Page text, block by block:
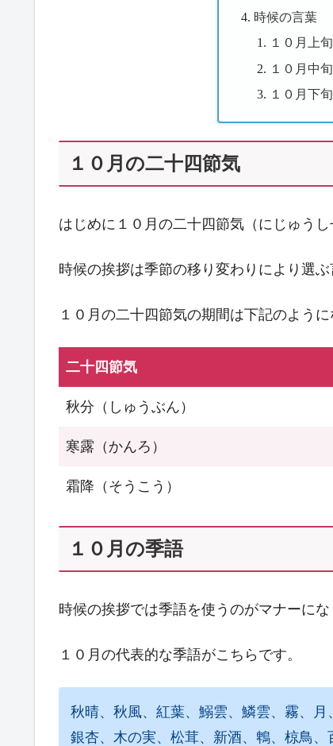
時候の言葉
１０月上旬
１０月中旬
１０月下旬
１０月の二十四節気
はじめに１０月の二十四節気（にじゅう
時候の挨拶は季節の移り変わりにより選ぶ
１０月の二十四節気の期間は下記のように
二十四節気
秋分（しゅうぶん）
寒露（かんろ）
霜降（そうこう）
１０月の季語
時候の挨拶では季語を使うのがマナーにな
１０月の代表的な季語がこちらです。
秋晴、秋風、紅葉、鰯雲、鱗雲、霧、月
銀杏、木の実、松茸、新酒、鵯、椋鳥